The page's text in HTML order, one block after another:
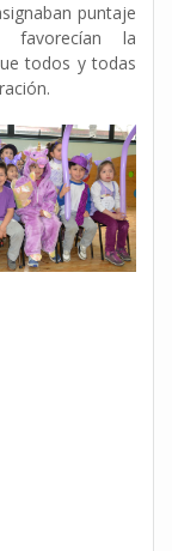
puntaje
favorecían la
todos y todas